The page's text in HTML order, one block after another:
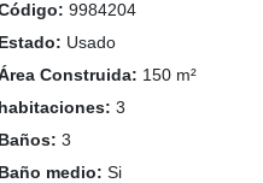
9984204
Usado
Construida: 150 m²
3
3
medio: Si